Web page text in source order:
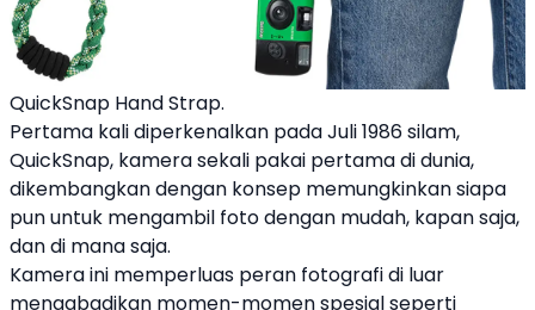
QuickSnap Hand Strap.
Pertama kali diperkenalkan pada Juli 1986 silam,
QuickSnap, kamerasekali pakai pertama di dunia,
dikembangkan dengan konsep memungkinkan siapa
pun untuk mengambil foto dengan mudah, kapan saja,
dan di mana saja.
Kamera ini memperluas peran fotografi di luar
mengabadikan momen-momen spesial seperti